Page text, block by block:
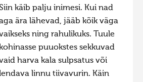
käib palju inimesi. Kui nad
ära lähevad, jääb kõik väga
ning rahulikuks. Tuule
kohinasse puuokstes sekkuvad
harva kala sulpsatus või
lendava linnu tiivavurin. Käin